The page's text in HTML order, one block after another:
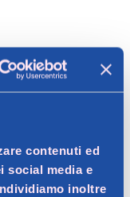
contenuti ed
social media e
inoltre